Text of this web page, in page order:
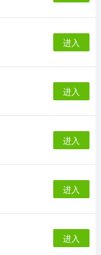
进入
进入
进入
进入
进入